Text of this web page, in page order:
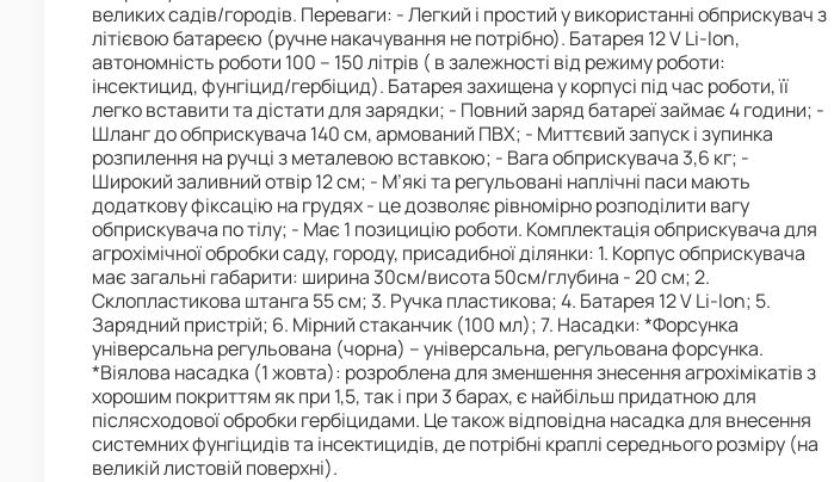
великих садів/городів. Переваги: - Легкий і простий у використанні обприскувач з
літієвою батареєю (ручне накачування не потрібно). Батарея 12 V Li-Ion,
автономність роботи 100 – 150 літрів ( в залежності від режиму роботи:
інсектицид, фунгіцид/гербіцид). Батарея захищена у корпусі під час роботи, її
легко вставити та дістати для зарядки; - Повний заряд батареї займає 4 години; -
Шланг до обприскувача 140 см, армований ПВХ; - Миттєвий запуск і зупинка
розпилення на ручці з металевою вставкою; - Вага обприскувача 3,6 кг; -
Широкий заливний отвір 12 см; - М’які та регульовані наплічні паси мають
додаткову фіксацію на грудях - це дозволяє рівномірно розподілити вагу
обприскувача по тілу; - Має 1 позицицію роботи. Комплектація обприскувача для
агрохімічної обробки саду, городу, присадибної ділянки: 1. Корпус обприскувача
має загальні габарити: ширина 30см/висота 50см/глубина - 20 см; 2.
Склопластикова штанга 55 см; 3. Ручка пластикова; 4. Батарея 12 V Li-Ion; 5.
Зарядний пристрій; 6. Мірний стаканчик (100 мл); 7. Насадки: *Форсунка
універсальна регульована (чорна) – універсальна, регульована форсунка.
*Віялова насадка (1 жовта): розроблена для зменшення знесення агрохімікатів з
хорошим покриттям як при 1,5, так і при 3 барах, є найбільш придатною для
післясходової обробки гербіцидами. Це також відповідна насадка для внесення
системних фунгіцидів та інсектицидів, де потрібні краплі середнього розміру (на
великій листовій поверхні).